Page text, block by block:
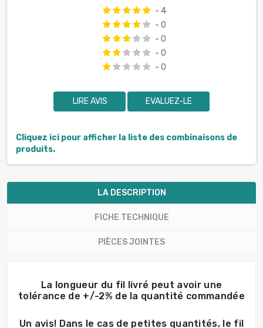
- 4
- 0
- 0
- 0
- 0
LIRE AVIS EVALUEZ-LE
Cliquez ici pour afficher la liste des combinaisons de
produits.
LA DESCRIPTION
FICHE TECHNIQUE
PIÈCES JOINTES
La longueur du fil livré peut avoir une
tolérance de +/-2% de la quantité commandée
Un avis! Dans le cas de petites quantités, le fil